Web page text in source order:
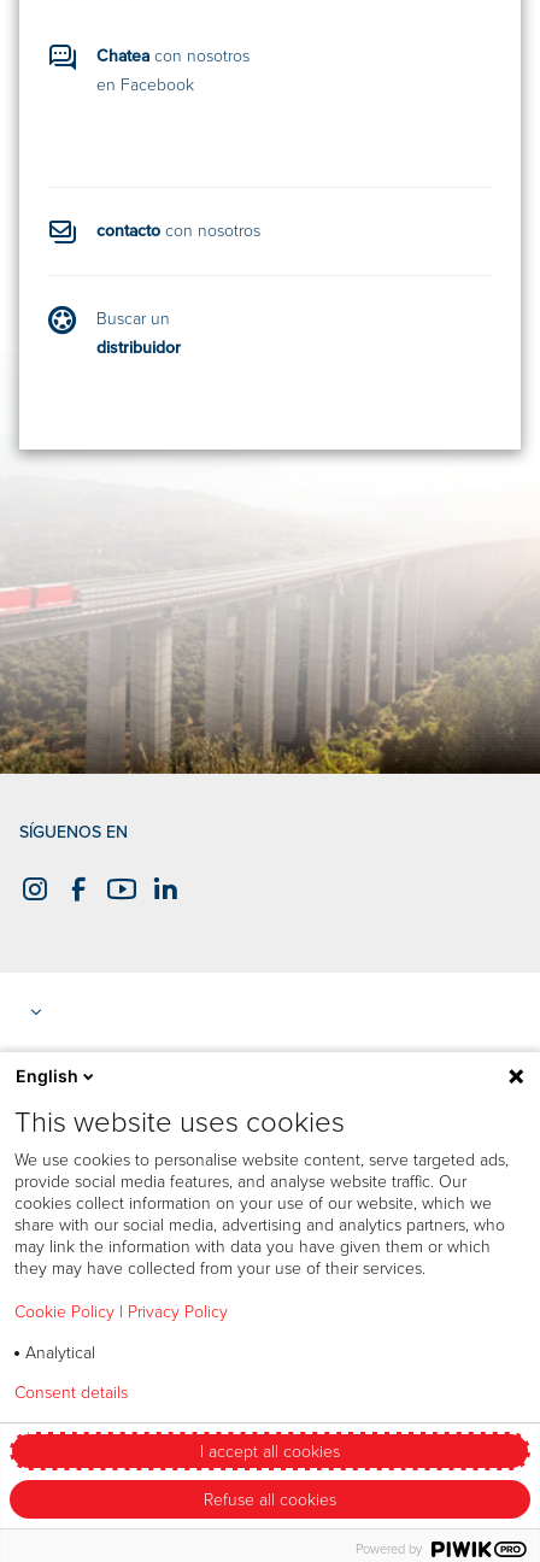
Chatea con nosotros
en Facebook
contacto con nosotros
Buscar un
distribuidor
SÍGUENOS EN
Cambiar mis preferencias
© 2026 Bandag
English
This website uses cookies
We use cookies to personalise website content, serve targeted ads,
provide social media features, and analyse website traffic. Our
cookies collect information on your use of our website, which we
share with our social media, advertising and analytics partners, who
may link the information with data you have given them or which
they may have collected from your use of their services.
Cookie Policy | Privacy Policy
Analytical
I accept all cookies
Refuse all cookies
Consent details
Powered by